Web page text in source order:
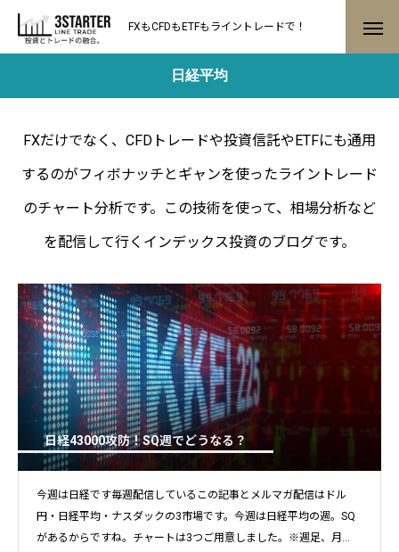
FXもCFDもETFもライントレードで！
日経平均
FXだけでなく、CFDトレードや投資信託やETFにも通用
するのがフィボナッチとギャンを使ったライントレード
のチャート分析です。この技術を使って、相場分析など
を配信して行くインデックス投資のブログです。
日経43000攻防！SQ週でどうなる？
今週は日経です毎週配信しているこの記事とメルマガ配信はドル
円・日経平均・ナスダックの3市場です。今週は日経平均の週。SQ
があるからですね。チャートは3つご用意しました。※週足、月